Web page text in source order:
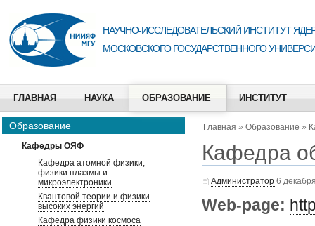
НАУЧНО-ИССЛЕДОВАТЕЛЬСКИЙ ИНСТИТУТ
МОСКОВСКОГО ГОСУДАРСТВЕННОГО
ГЛАВНАЯ НАУКА ОБРАЗОВАНИЕ ИНСТИТУТ
Образование
Кафедры ОЯФ
Кафедра атомной физики,
физики плазмы и
микроэлектроники
Квантовой теории и физики
высоких энергий
Кафедра физики космоса
Главная » Образование »
Кафедра
Администратор 6
Web-page: